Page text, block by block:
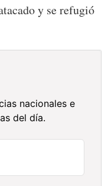
y se refugió
nacionales e
del día.